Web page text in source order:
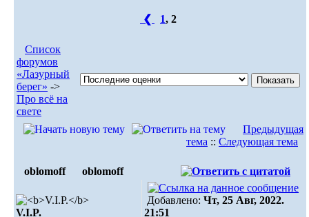
❮ 1, 2
Список
форумов
«Лазурный
берег» ->
Про всё на
свете
Предыдущая
тема :: Следующая тема
oblomoff oblomoff
V.I.P.
Добавлено: Чт, 25 Авг, 2022.
21:51